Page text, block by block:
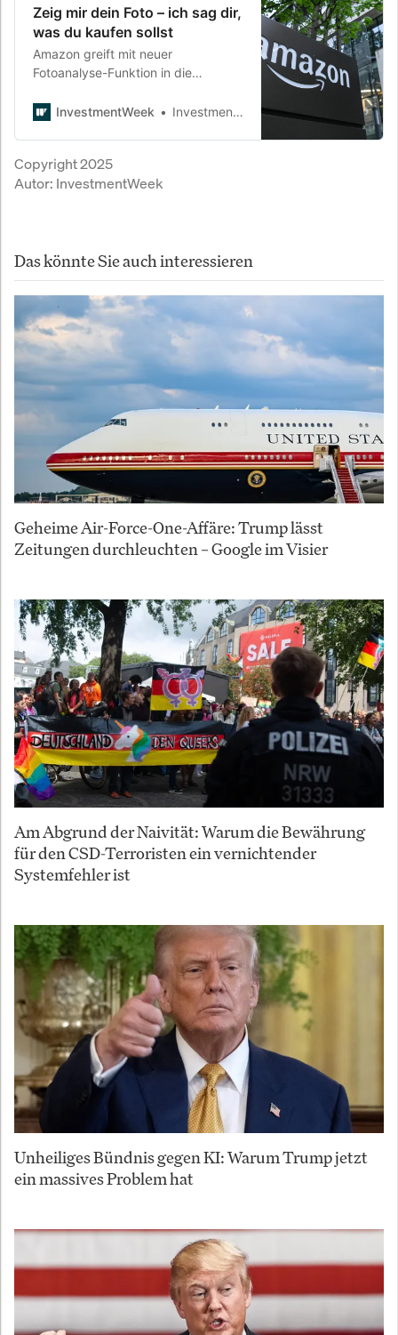
Zeig mir dein Foto – ich sag dir,
was du kaufen sollst
Amazon greift mit neuer
Fotoanalyse-Funktion in die
Bildergalerie zur Verkaufsfläche.
InvestmentWeek InvestmentWeek
Copyright 2025
Autor: InvestmentWeek
Das könnte Sie auch interessieren
Geheime Air-Force-One-Affäre: Trump lässt
Zeitungen durchleuchten – Google im Visier
Am Abgrund der Naivität: Warum die Bewährung
für den CSD-Terroristen ein vernichtender
Systemfehler ist
Unheiliges Bündnis gegen KI: Warum Trump jetzt
ein massives Problem hat